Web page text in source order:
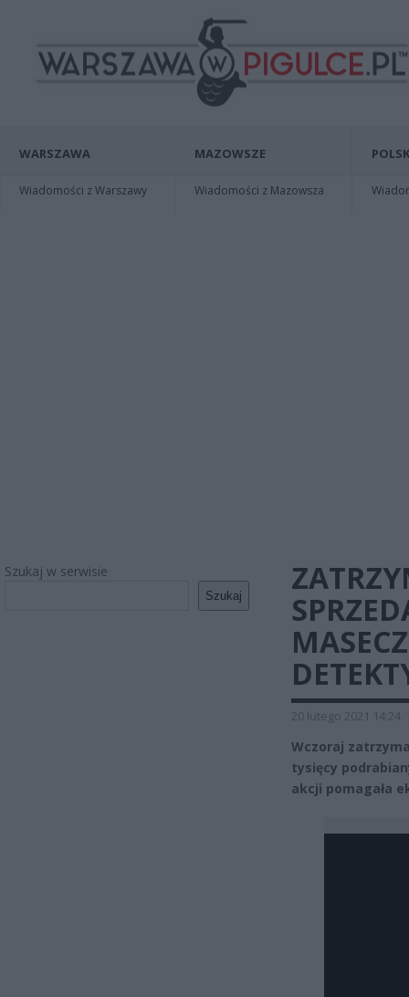
WARSZAWA
Wiadomości z Warszawy
MAZOWSZE
Wiadomości z Mazowsza
Szukaj w serwisie
Szukaj
20 lutego 2021 14:24
Wczoraj
tysięcy
akcji pomagała